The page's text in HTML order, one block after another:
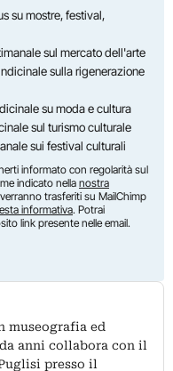
su mostre, festival,
sul mercato dell'arte
sulla rigenerazione
su moda e cultura
sul turismo culturale
sui festival culturali
informato con regolarità sul
indicato nella nostra
trasferiti su MailChimp
informativa. Potrai
link presente nelle email.
museografia ed
anni collabora con il
presso il